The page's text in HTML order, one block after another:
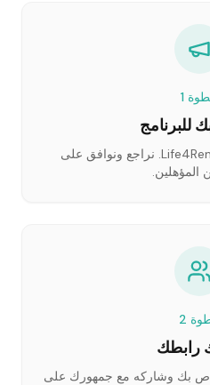
1
للبرنامج
أرسل طلبك عبر تطبيق Life4Rent. نراجع ونوافق على
المؤهلين.
2
رابطك
بك وشاركه مع جمهورك على